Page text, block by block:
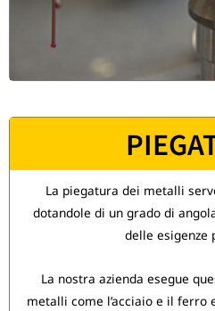
La piegatura dei metalli
dotandole di un grado di
delle esigenze
La nostra azienda esegue
metalli come l’acciaio e il ferro